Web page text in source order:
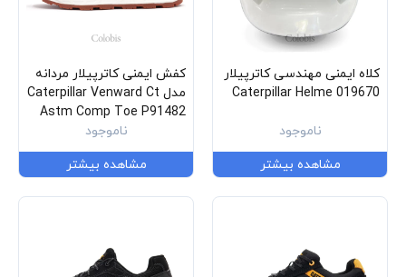
کلاه ایمنی مهندسی کاترپیلار
Caterpillar Helme 019670
ناموجود
مشاهده بیشتر
کفش ایمنی کاترپیلار مردانه
مدل Caterpillar Venward Ct
Astm Comp Toe P91482
ناموجود
مشاهده بیشتر